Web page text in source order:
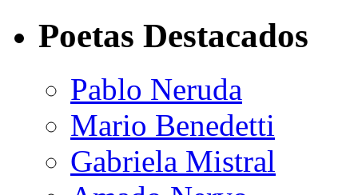
Poetas Destacados
Pablo Neruda
Mario Benedetti
Gabriela Mistral